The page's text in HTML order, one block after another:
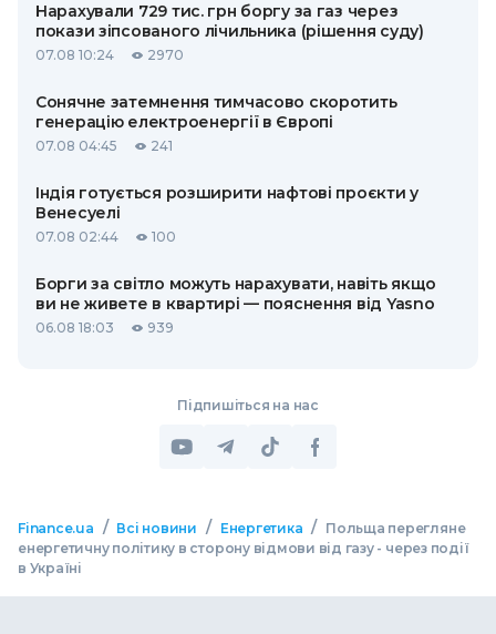
Нарахували 729 тис. грн боргу за газ через
покази зіпсованого лічильника (рішення суду)
07.08 10:24 2970
Сонячне затемнення тимчасово скоротить
генерацію електроенергії в Європі
07.08 04:45 241
Індія готується розширити нафтові проєкти у
Венесуелі
07.08 02:44 100
Борги за світло можуть нарахувати, навіть якщо
ви не живете в квартирі — пояснення від Yasno
06.08 18:03 939
Підпишіться на нас
Finance.ua / Всі новини / Енергетика / Польща перегляне
енергетичну політику в сторону відмови від газу - через події
в Україні